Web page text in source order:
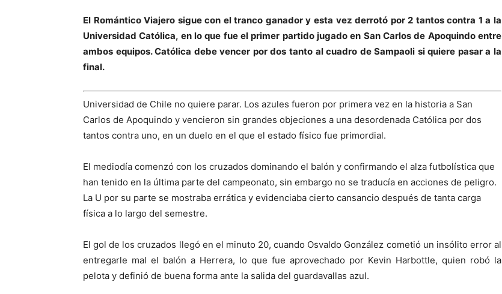
El Romántico Viajero sigue con el tranco ganador y esta vez derrotó por 2 tantos contra 1 a la
Universidad Católica, en lo que fue el primer partido jugado en San Carlos de Apoquindo entre
ambos equipos. Católica debe vencer por dos tanto al cuadro de Sampaoli si quiere pasar a la
final.
Universidad de Chile no quiere parar. Los azules fueron por primera vez en la historia a San
Carlos de Apoquindo y vencieron sin grandes objeciones a una desordenada Católica por dos
tantos contra uno, en un duelo en el que el estado físico fue primordial.
El mediodía comenzó con los cruzados dominando el balón y confirmando el alza futbolística que
han tenido en la última parte del campeonato, sin embargo no se traducía en acciones de peligro.
La U por su parte se mostraba errática y evidenciaba cierto cansancio después de tanta carga
física a lo largo del semestre.
El gol de los cruzados llegó en el minuto 20, cuando Osvaldo González cometió un insólito error al
entregarle mal el balón a Herrera, lo que fue aprovechado por Kevin Harbottle, quien robó la
pelota y definió de buena forma ante la salida del guardavallas azul.